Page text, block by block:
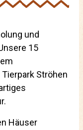
und
15
Ströhen
Häuser